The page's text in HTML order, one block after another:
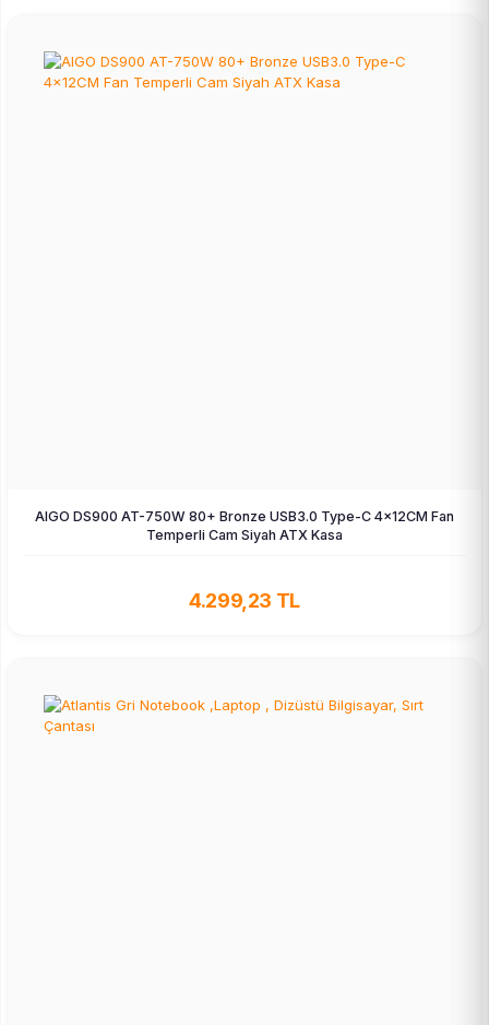
AIGO DS900 AT-750W 80+ Bronze USB3.0 Type-C 4×12CM Fan
Temperli Cam Siyah ATX Kasa
4.299,23 TL